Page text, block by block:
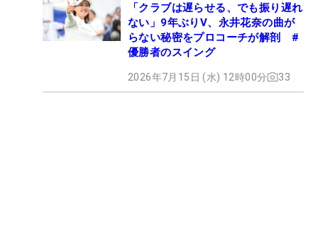
「クラブは遅らせる、でも振り遅れ
ない」9年ぶりV、永井花奈の曲が
らない秘密をプロコーチが解剖 #
優勝者のスイング
2026年7月15日 (水) 12時00分 33